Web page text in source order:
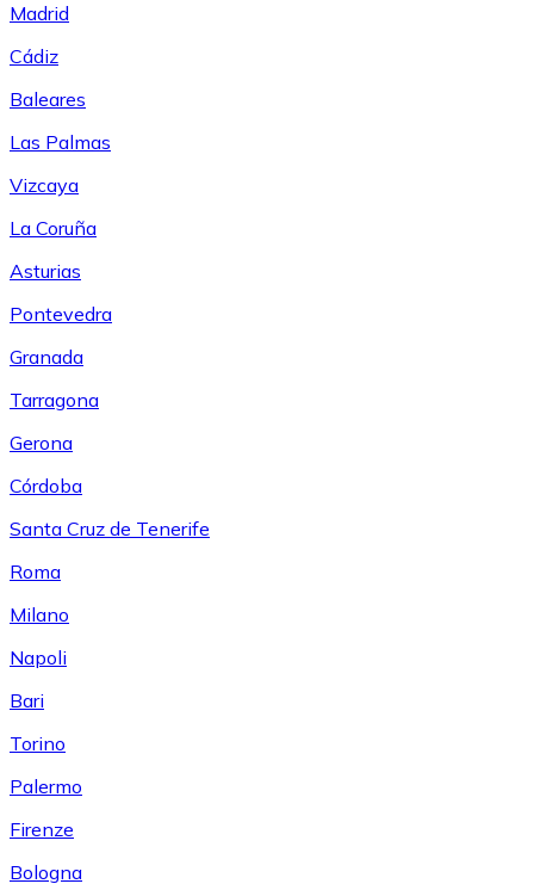
Madrid
Cádiz
Baleares
Las Palmas
Vizcaya
La Coruña
Asturias
Pontevedra
Granada
Tarragona
Gerona
Córdoba
Santa Cruz de Tenerife
Roma
Milano
Napoli
Bari
Torino
Palermo
Firenze
Bologna